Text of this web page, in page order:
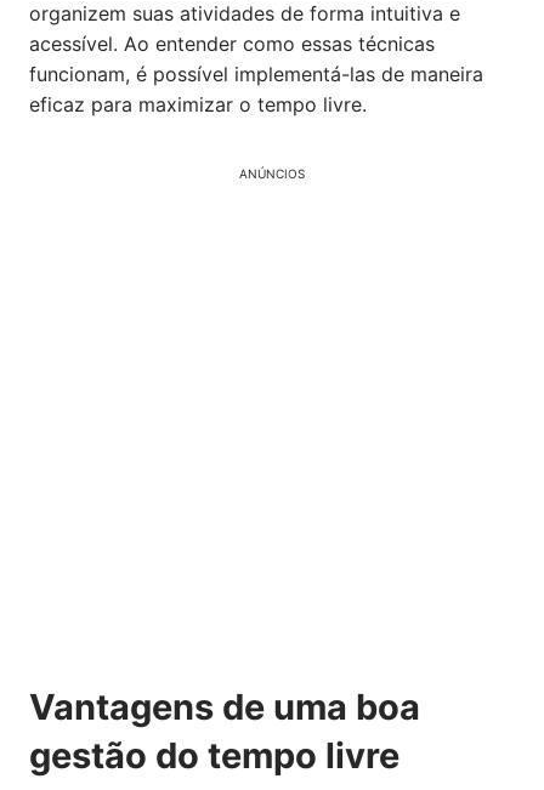
organizem suas atividades de forma intuitiva e
acessível. Ao entender como essas técnicas
funcionam, é possível implementá-las de maneira
eficaz para maximizar o tempo livre.
ANÚNCIOS
Vantagens de uma boa
gestão do tempo livre